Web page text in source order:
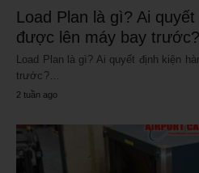
Load Plan là gì? Ai
được lên máy bay trước?
Load Plan là gì? Ai quyết định kiện
trước?…
2 tuần ago